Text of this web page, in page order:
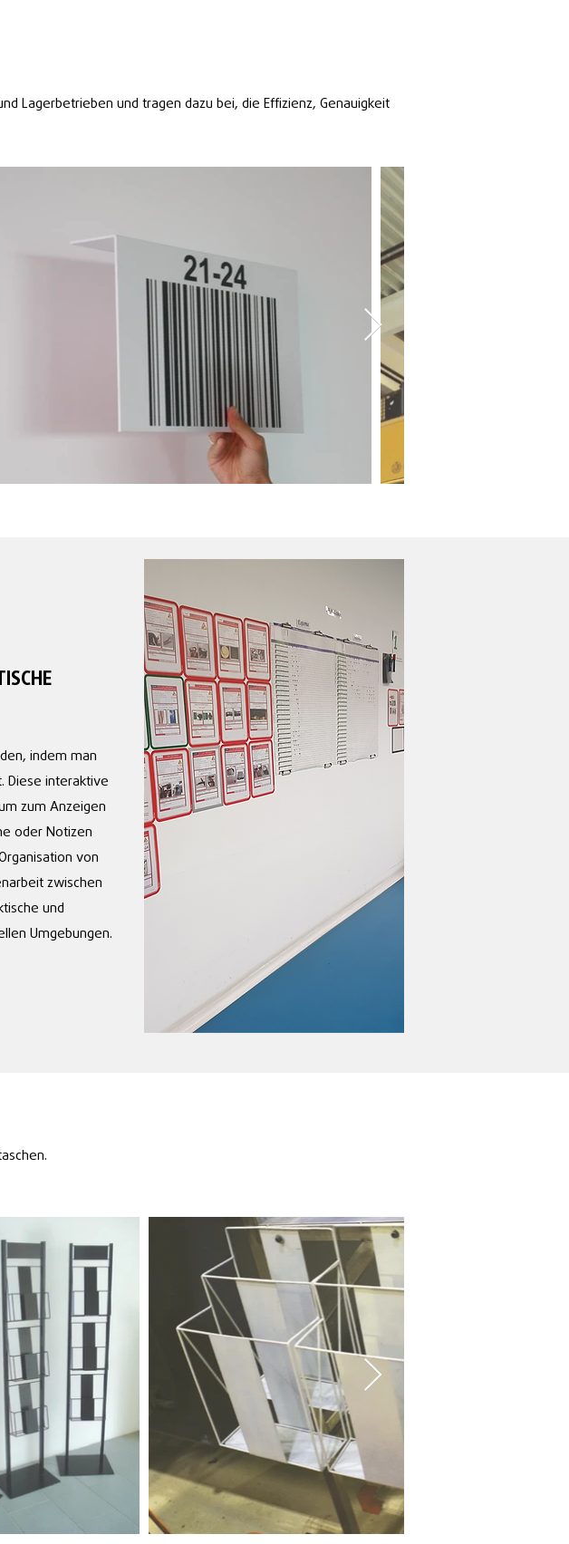
Lagerbetrieben und tragen dazu bei, die Effizienz, Genauigkeit
indem man
Diese interaktive
zum Anzeigen
oder Notizen
von
zwischen
und
Umgebungen.